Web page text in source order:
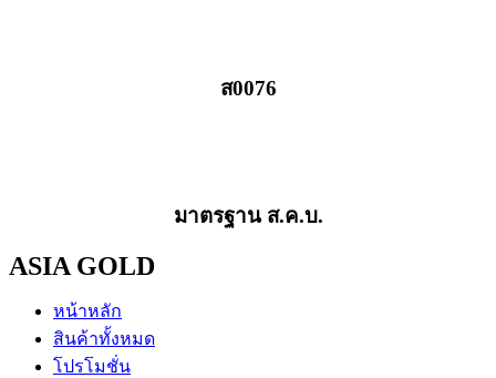
ส0076
มาตรฐาน ส.ค.บ.
ASIA GOLD
หน้าหลัก
สินค้าทั้งหมด
โปรโมชั่น